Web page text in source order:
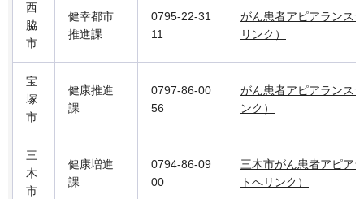
西
脇
市
健幸都市
推進課
0795-22-31
11
がん患者アピアランス
リンク）
宝
塚
市
健康推進
課
0797-86-00
56
がん患者アピアランス
ンク）
三
木
市
健康増進
課
0794-86-09
00
三木市がん患者アピア
トへリンク）